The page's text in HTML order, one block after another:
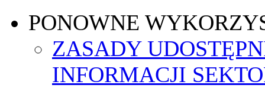
PONOWNE
ZASADY
INFORMACJI